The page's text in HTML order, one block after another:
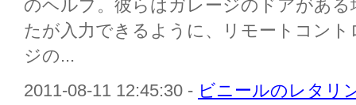
のヘルプ。彼らはガレージのドアがあ
たが入力できるように、リモートコン
ジの...
2011-08-11 12:45:30 - ビニールのレタリ